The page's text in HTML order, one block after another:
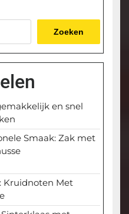
Zoeken
en snel
Smaak: Zak met
Kruidnoten Met